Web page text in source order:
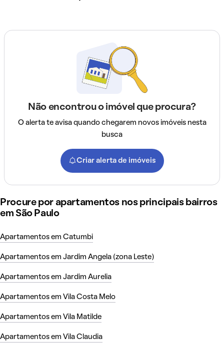
Não encontrou o imóvel que procura?
O alerta te avisa quando chegarem novos imóveis nesta
busca
Criar alerta de imóveis
Procure por apartamentos nos principais bairros
em São Paulo
Apartamentos em Catumbi
Apartamentos em Jardim Angela (zona Leste)
Apartamentos em Jardim Aurelia
Apartamentos em Vila Costa Melo
Apartamentos em Vila Matilde
Apartamentos em Vila Claudia